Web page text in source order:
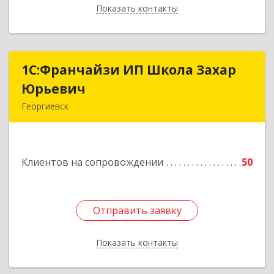
Показать контакты
Назад
1С:Франчайзи ИП Школа Захар
Юрьевич
Георгиевск
Клиентов на сопровождении 50
Отправить заявку
Показать контакты
1С:Франчайзи ИП Школа Захар
Отправить заявку
Назад